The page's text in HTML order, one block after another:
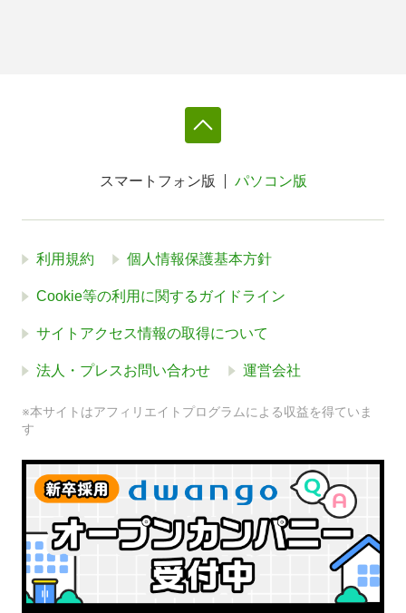
スマートフォン版 パソコン版
利用規約 個人情報保護基本方針
Cookie等の利用に関するガイドライン
サイトアクセス情報の取得について
法人・プレスお問い合わせ 運営会社
※本サイトはアフィリエイトプログラムによる収益を得ていま
す